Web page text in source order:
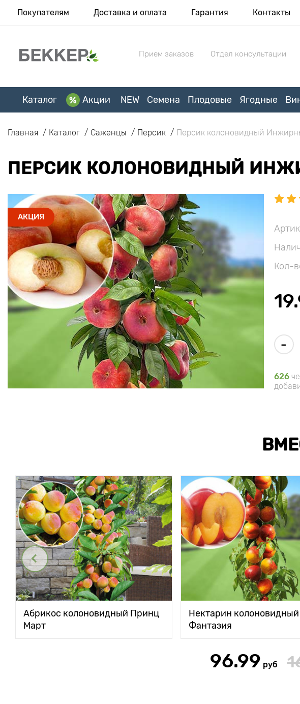
Покупателям Доставка и оплата Гарантия Контакты
Прием заказов Отдел консультации
Каталог Акции NEW Семена Плодовые Ягодные
Главная Каталог Саженцы Персик Персик колоновидный
ПЕРСИК КОЛОНОВИДНЫЙ
АКЦИЯ
Кол-
-
626
Абрикос колоновидный Принц
Март
Нектарин колоновидный
Фантазия
96.99 руб